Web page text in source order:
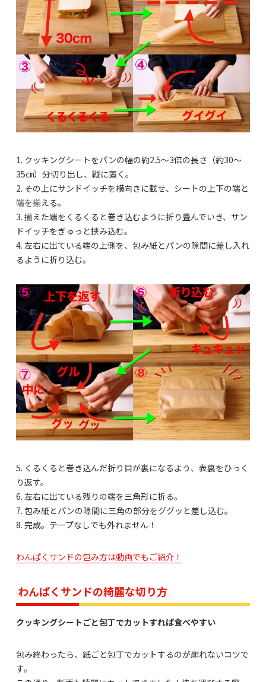
1. クッキングシートをパンの幅の約2.5～3倍の長さ（約30～
35㎝）分切り出し、縦に置く。
2. その上にサンドイッチを横向きに載せ、シートの上下の端と
端を揃える。
3. 揃えた端をくるくると巻き込むように折り畳んでいき、サン
ドイッチをぎゅっと挟み込む。
4. 左右に出ている端の上側を、包み紙とパンの隙間に差し入れ
るように折り込む。
5. くるくると巻き込んだ折り目が裏になるよう、表裏をひっく
り返す。
6. 左右に出ている残りの端を三角形に折る。
7. 包み紙とパンの隙間に三角の部分をググッと差し込む。
8. 完成。テープなしでも外れません！
わんぱくサンドの包み方は動画でもご紹介！
わんぱくサンドの綺麗な切り方
クッキングシートごと包丁でカットすれば食べやすい
包み終わったら、紙ごと包丁でカットするのが崩れないコツで
す。